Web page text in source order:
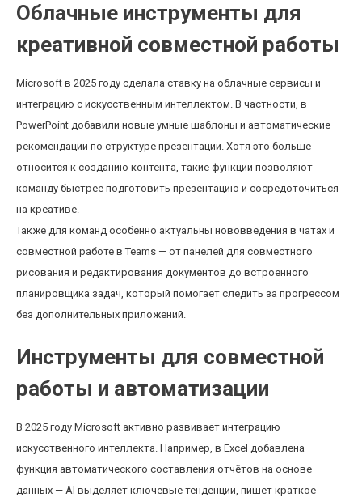
Облачные инструменты для
креативной совместной работы
Microsoft в 2025 году сделала ставку на облачные сервисы и
интеграцию с искусственным интеллектом. В частности, в
PowerPoint добавили новые умные шаблоны и автоматические
рекомендации по структуре презентации. Хотя это больше
относится к созданию контента, такие функции позволяют
команду быстрее подготовить презентацию и сосредоточиться
на креативе.
Также для команд особенно актуальны нововведения в чатах и
совместной работе в Teams — от панелей для совместного
рисования и редактирования документов до встроенного
планировщика задач, который помогает следить за прогрессом
без дополнительных приложений.
Инструменты для совместной
работы и автоматизации
В 2025 году Microsoft активно развивает интеграцию
искусственного интеллекта. Например, в Excel добавлена
функция автоматического составления отчётов на основе
данных — AI выделяет ключевые тенденции, пишет краткое